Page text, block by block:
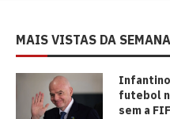
MAIS VISTAS DA SEMANA
⁠Infantino
futebol
sem a